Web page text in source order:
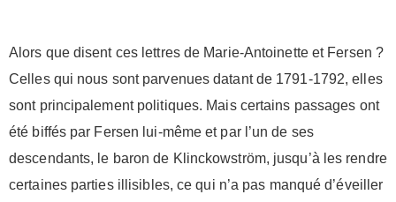
Alors que disent ces lettres de Marie-Antoinette et Fersen ?
Celles qui nous sont parvenues datant de 1791-1792, elles
sont principalement politiques. Mais certains passages ont
été biffés par Fersen lui-même et par l’un de ses
descendants, le baron de Klinckowström, jusqu’à les rendre
certaines parties illisibles, ce qui n’a pas manqué d’éveiller